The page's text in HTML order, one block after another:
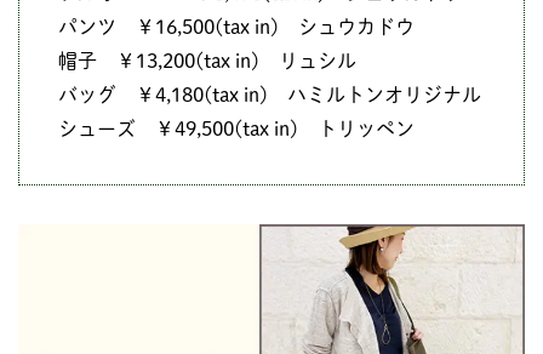
パンツ ￥16,500(tax in) シュウカドウ
帽子 ￥13,200(tax in) リュシル
バッグ ￥4,180(tax in) ハミルトンオリジナル
シューズ ￥49,500(tax in) トリッペン